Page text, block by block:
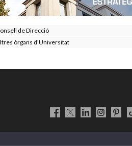
de Direcció
òrgans d'Universitat